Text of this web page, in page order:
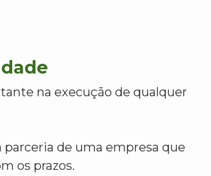
na execução de qualquer
de uma empresa que
os prazos.